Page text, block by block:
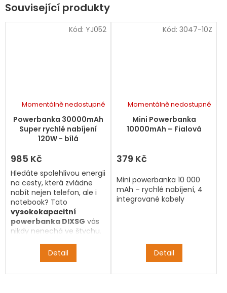
Související produkty
Powerbanka 30000mAh
Super rychlé nabíjení
120W - bílá
Momentálně nedostupné
985 Kč
Detail
Hledáte spolehlivou energii
na cesty, která zvládne
nabít nejen telefon, ale i
notebook? Tato
vysokokapacitní
powerbanka DIXSG vás
nikdy nenechá ve štychu.
rychlého nabíjení
obousměrného standardu
Kód: YJ052
Mini Powerbanka
10000mAh – Fialová
Momentálně nedostupné
379 Kč
Detail
Mini powerbanka 10 000
mAh – rychlé nabíjení, 4
integrované kabely
Kód: 3047-10Z